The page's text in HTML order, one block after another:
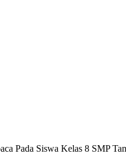
Pada Siswa Kelas 8 SMP